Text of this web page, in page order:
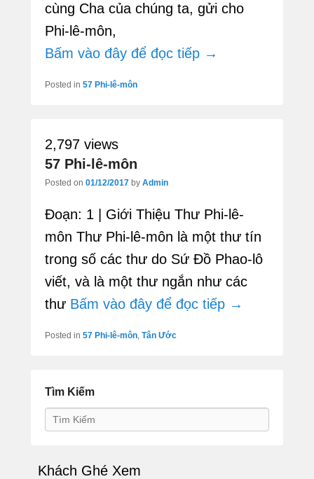
cùng Cha của chúng ta, gửi cho
Phi-lê-môn,
Bấm vào đây để đọc tiếp →
Posted in 57 Phi-lê-môn
2,797 views
57 Phi-lê-môn
Posted on 01/12/2017 by Admin
Đoạn: 1 | Giới Thiệu Thư Phi-lê-
môn Thư Phi-lê-môn là một thư tín
trong số các thư do Sứ Đồ Phao-lô
viết, và là một thư ngắn như các
thư Bấm vào đây để đọc tiếp →
Posted in 57 Phi-lê-môn, Tân Ước
Tìm Kiếm
Search
Khách Ghé Xem